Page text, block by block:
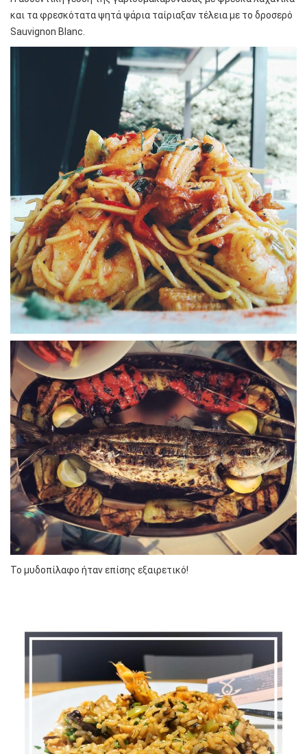
και τα φρεσκότατα ψητά ψάρια ταίριαξαν τέλεια με το δροσερό
Sauvignon Blanc.
Το μυδοπίλαφο ήταν επίσης εξαιρετικό!